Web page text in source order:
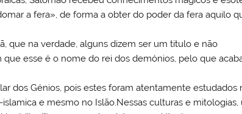
a fera», de forma a obter do poder da fera aquilo
que na verdade, alguns dizem ser um titulo e não
esse é o nome do rei dos demónios, pelo que
dos Génios, pois estes foram atentamente estudados
e mesmo no Islão.Nessas culturas e mitologias,